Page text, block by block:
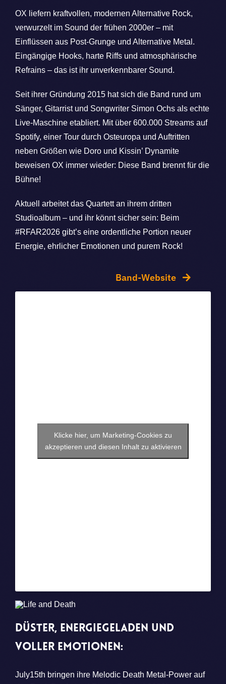
OX liefern kraftvollen, modernen Alternative Rock,
verwurzelt im Sound der frühen 2000er – mit
Einflüssen aus Post-Grunge und Alternative Metal.
Eingängige Hooks, harte Riffs und atmosphärische
Refrains – das ist ihr unverkennbarer Sound.
Seit ihrer Gründung 2015 hat sich die Band rund um
Sänger, Gitarrist und Songwriter Simon Ochs als echte
Live-Maschine etabliert. Mit über 600.000 Streams auf
Spotify, einer Tour durch Osteuropa und Auftritten
neben Größen wie Doro und Kissin’ Dynamite
beweisen OX immer wieder: Diese Band brennt für die
Bühne!
Aktuell arbeitet das Quartett an ihrem dritten
Studioalbum – und ihr könnt sicher sein: Beim
#RFAR2026 gibt’s eine ordentliche Portion neuer
Energie, ehrlicher Emotionen und purem Rock!
Band-Website
Klicke hier, um Marketing-Cookies zu
akzeptieren und diesen Inhalt zu aktivieren
Düster, energiegeladen und
voller Emotionen:
July15th bringen ihre Melodic Death Metal-Power auf